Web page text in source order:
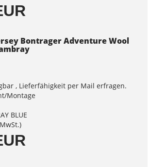
Bontrager Adventure Wool
, Lieferfähigkeit per Mail erfragen.
Montage
BLUE